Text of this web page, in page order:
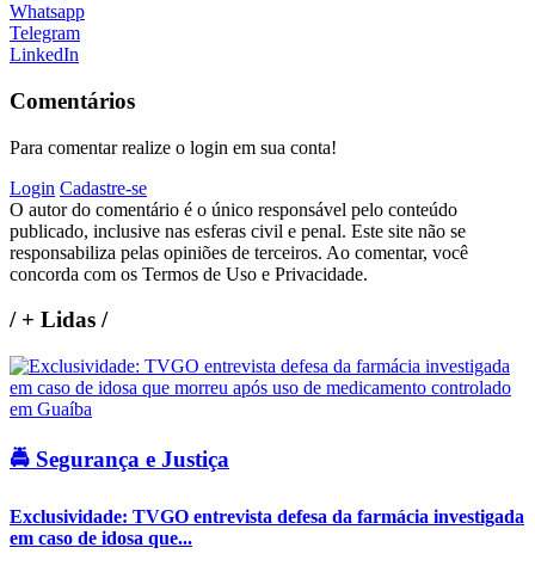
Whatsapp
Telegram
LinkedIn
Comentários
Para comentar realize o login em sua conta!
Login Cadastre-se
O autor do comentário é o único responsável pelo conteúdo
publicado, inclusive nas esferas civil e penal. Este site não se
responsabiliza pelas opiniões de terceiros. Ao comentar, você
concorda com os Termos de Uso e Privacidade.
/+ Lidas /
🚔 Segurança e Justiça
Exclusividade: TVGO entrevista defesa da farmácia investigada
em caso de idosa que...